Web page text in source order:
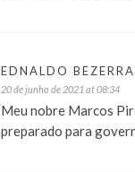
EDNALDO
20 de junho de 2021 at 08:34
Meu nobre Marcos
preparado para